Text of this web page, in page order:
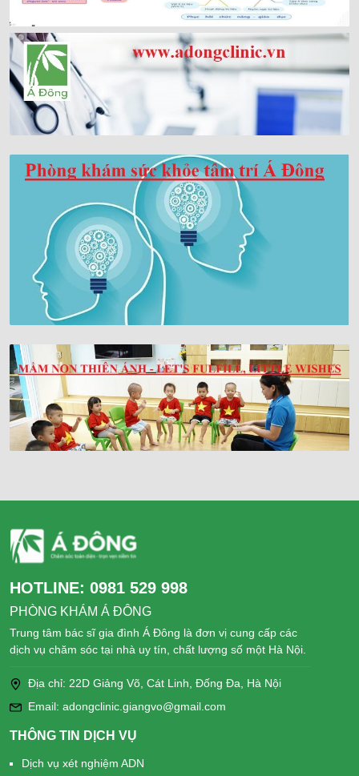
HOTLINE: 0981 529 998
PHÒNG KHÁM Á ĐÔNG
Trung tâm bác sĩ gia đình Á Đông là đơn vị cung cấp các
dịch vụ chăm sóc tại nhà uy tín, chất lượng số một Hà Nội.
Địa chỉ: 22D Giảng Võ, Cát Linh, Đống Đa, Hà Nội
Email: adongclinic.giangvo@gmail.com
THÔNG TIN DỊCH VỤ
Dịch vụ xét nghiệm ADN